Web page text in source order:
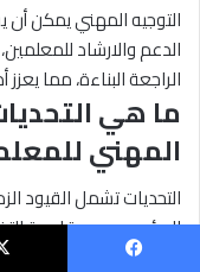
التوجيه المهني يمكن
الدعم والارشاد
الراجعة البناءة، مما
ما هي
المهني
التحديات تشمل القيود
المؤسسي، ومقاومة
استراتيجيات فعالة